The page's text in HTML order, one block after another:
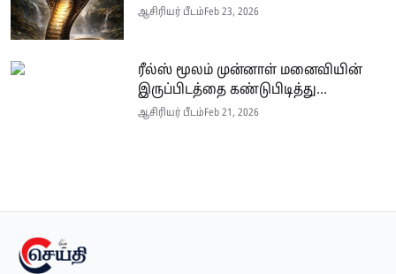
ஆசிரியர் பீடம்Feb 23, 2026
ரீல்ஸ் மூலம் முன்னாள் மனைவியின்
இருப்பிடத்தை கண்டுபிடித்து...
ஆசிரியர் பீடம்Feb 21, 2026